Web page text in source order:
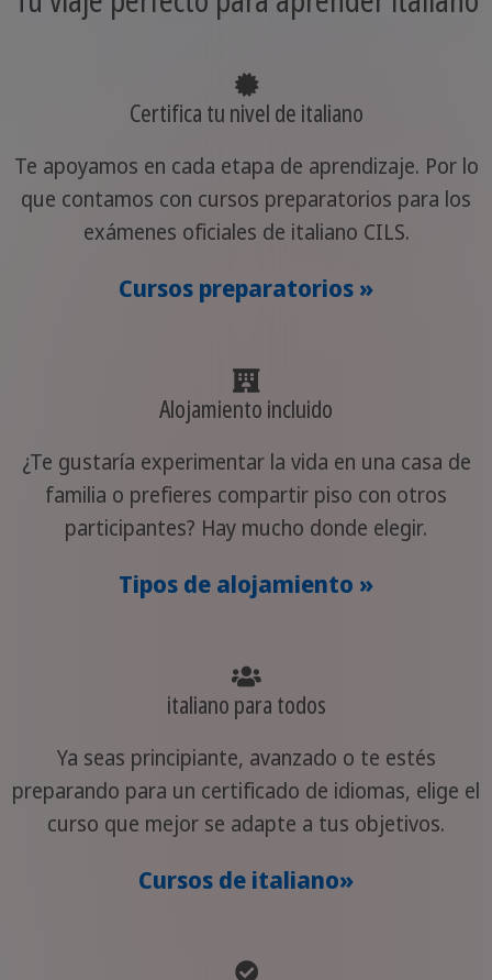
Certifica tu nivel de italiano
Te apoyamos en cada etapa de aprendizaje. Por lo
que contamos con cursos preparatorios para los
exámenes oficiales de italiano CILS.
Cursos preparatorios »
Alojamiento incluido
¿Te gustaría experimentar la vida en una casa de
familia o prefieres compartir piso con otros
participantes? Hay mucho donde elegir.
Tipos de alojamiento »
italiano para todos
Ya seas principiante, avanzado o te estés
preparando para un certificado de idiomas, elige el
curso que mejor se adapte a tus objetivos.
Cursos de italiano»